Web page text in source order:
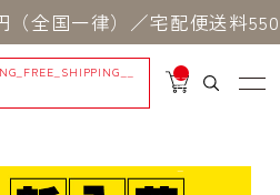
律）／宅配便送料550円
__
IT
_